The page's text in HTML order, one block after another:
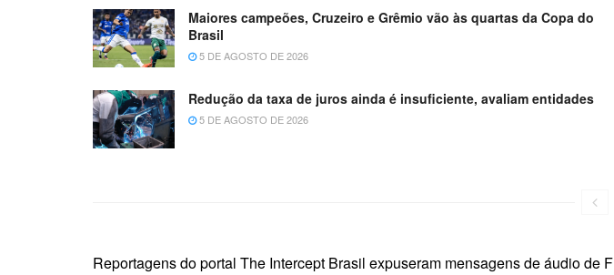
Maiores campeões, Cruzeiro e Grêmio vão às quartas da Copa do
Brasil
5 DE AGOSTO DE 2026
Redução da taxa de juros ainda é insuficiente, avaliam entidades
5 DE AGOSTO DE 2026
Reportagens do portal The Intercept Brasil expuseram mensagens de áudio